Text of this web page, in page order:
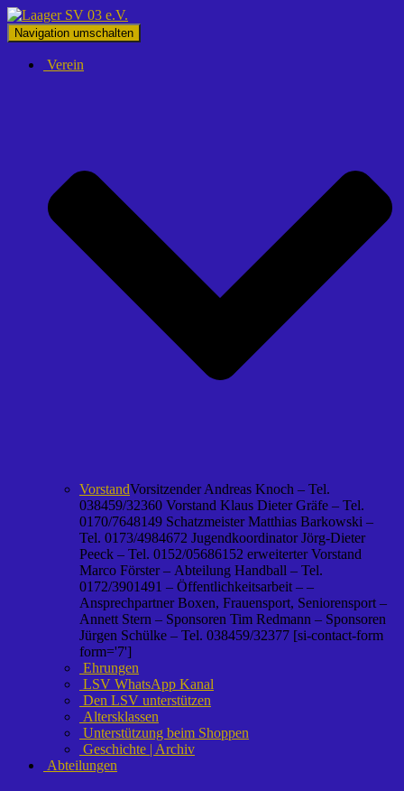
Navigation umschalten
Verein
VorstandVorsitzender Andreas Knoch – Tel.
038459/32360 Vorstand Klaus Dieter Gräfe – Tel.
0170/7648149 Schatzmeister Matthias Barkowski –
Tel. 0173/4984672 Jugendkoordinator Jörg-Dieter
Peeck – Tel. 0152/05686152 erweiterter Vorstand
Marco Förster – Abteilung Handball – Tel.
0172/3901491 – Öffentlichkeitsarbeit – –
Ansprechpartner Boxen, Frauensport, Seniorensport –
Annett Stern – Sponsoren Tim Redmann – Sponsoren
Jürgen Schülke – Tel. 038459/32377 [si-contact-form
form='7']
Ehrungen
LSV WhatsApp Kanal
Den LSV unterstützen
Altersklassen
Unterstützung beim Shoppen
Geschichte | Archiv
Abteilungen